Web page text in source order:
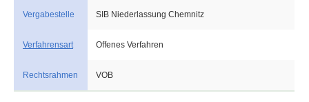
Vergabestelle SIB Niederlassung Chemnitz
Verfahrensart Offenes Verfahren
Rechtsrahmen VOB